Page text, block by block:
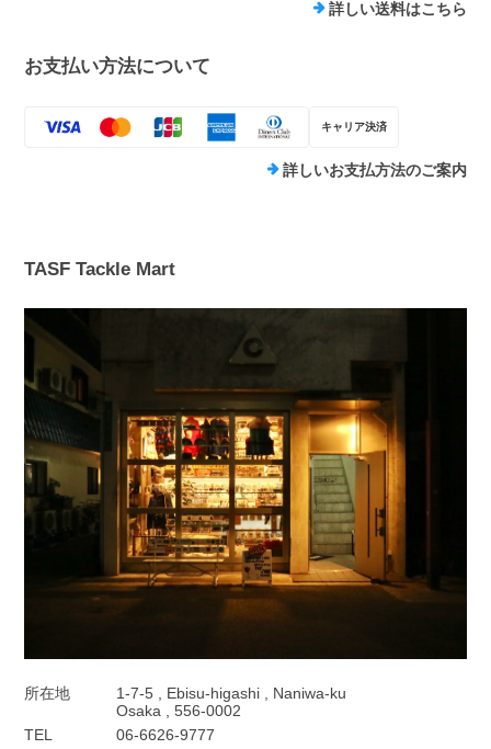
詳しい送料はこちら
お支払い方法について
キャリア決済
詳しいお支払方法のご案内
TASF Tackle Mart
所在地
1-7-5 , Ebisu-higashi , Naniwa-ku
Osaka , 556-0002
TEL
06-6626-9777